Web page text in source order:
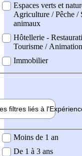
Espaces verts et
Agriculture / Pêche /
animaux
Hôtellerie -
Tourisme / Animation
Immobilier
filtres liés à l'
demandée
Moins de 1 an
De 1 à 3 ans